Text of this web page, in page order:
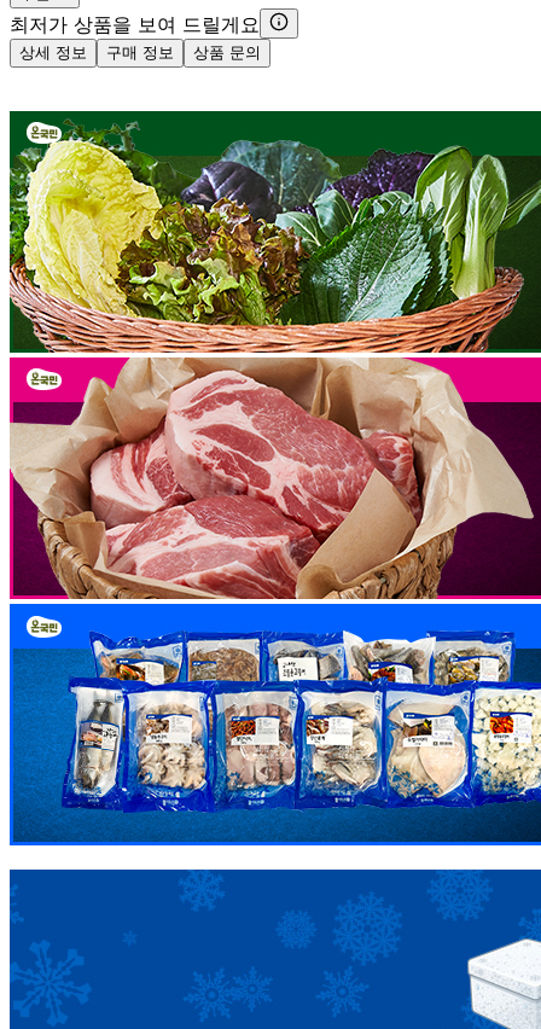
최저가 상품을 보여 드릴게요
상세 정보 구매 정보 상품 문의